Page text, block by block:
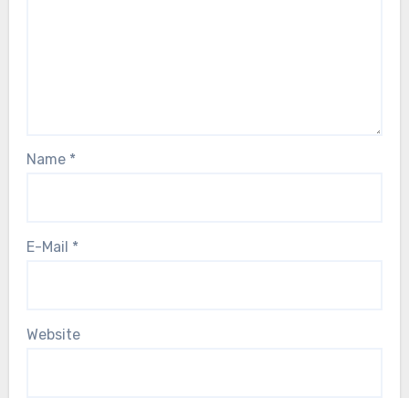
Name *
E-Mail *
Website